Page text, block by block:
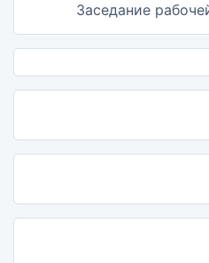
Заседание